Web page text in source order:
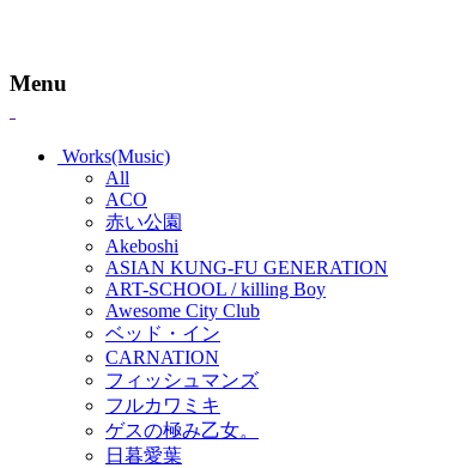
Menu
Works(Music)
All
ACO
赤い公園
Akeboshi
ASIAN KUNG-FU GENERATION
ART-SCHOOL / killing Boy
Awesome City Club
ベッド・イン
CARNATION
フィッシュマンズ
フルカワミキ
ゲスの極み乙女。
日暮愛葉